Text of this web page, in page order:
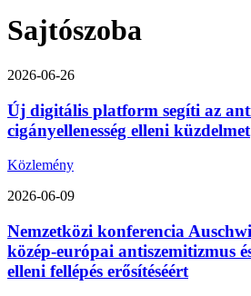
Sajtószoba
2026-06-26
Új digitális platform segíti az
cigányellenesség elleni küzdelmet
Közlemény
2026-06-09
Nemzetközi konferencia
közép-európai antiszemitizmus
elleni fellépés erősítéséért